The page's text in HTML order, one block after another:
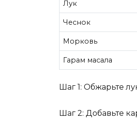
Лук
Чеснок
Морковь
Гарам масала
Шаг 1: Обжарьте
Шаг 2: Добавьте